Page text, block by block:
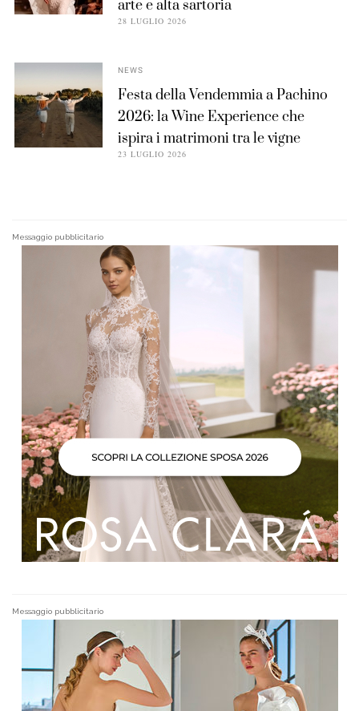
arte e alta sartoria
28 LUGLIO 2026
NEWS
Festa della Vendemmia a Pachino
2026: la Wine Experience che
ispira i matrimoni tra le vigne
23 LUGLIO 2026
Messaggio pubblicitario
Messaggio pubblicitario